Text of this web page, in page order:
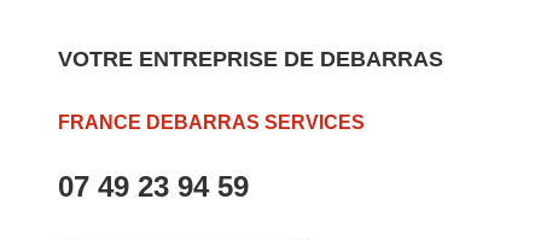
VOTRE ENTREPRISE DE DEBARRAS
FRANCE DEBARRAS SERVICES
07 49 23 94 59